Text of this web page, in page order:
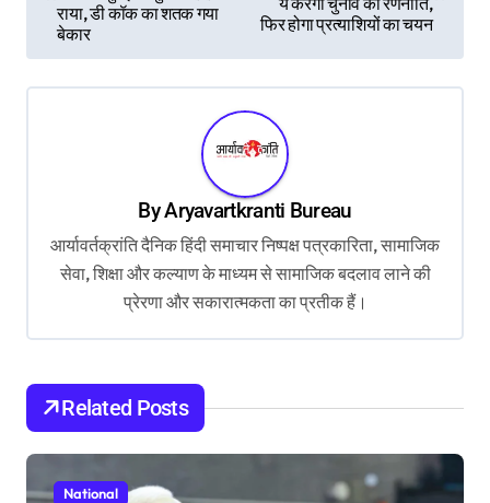
t
n
i
o
राया, डी कॉक का शतक गया
बेकार
फिर होगा प्रत्याशियों का चयन
ByAryavartkranti Bureau
आर्यावर्तक्रांति दैनिक हिंदी समाचार निष्पक्ष पत्रकारिता, सामाजिक
सेवा, शिक्षा और कल्याण के माध्यम से सामाजिक बदलाव लाने की
प्रेरणा और सकारात्मकता का प्रतीक हैं।
Related Posts
National